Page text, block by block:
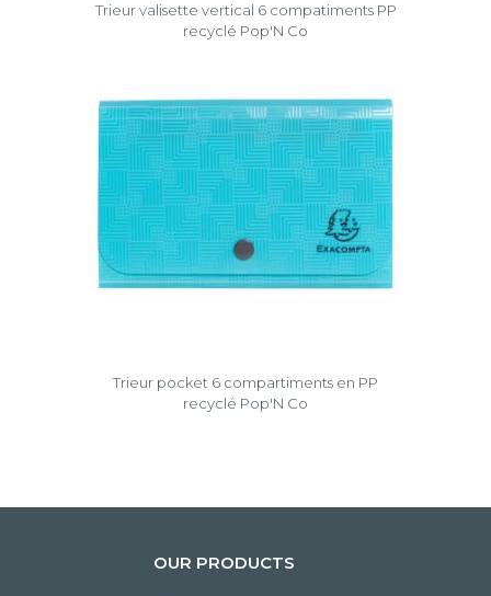
Trieur valisette vertical 6 compatiments PP
recyclé Pop'N Co
Trieur pocket 6 compartiments en PP
recyclé Pop'N Co
OUR PRODUCTS